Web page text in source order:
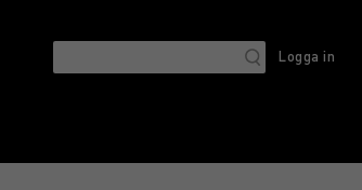
Logga in